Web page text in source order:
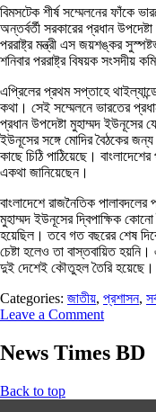
বিমসটেক শীর্ষ সম্মেলনের ফাঁকে
অন্তর্বর্তী সরকারের প্রধান
পররাষ্ট্র মন্ত্রী এস জয়শঙ্কর
শনিবার পররাষ্ট্র বিষয়ক সংসদীয়
এপ্রিলের প্রথম সপ্তাহে
কথা। সেই সম্মেলনে ভারতের
প্রধান উপদেষ্টা মুহাম্মদ ইউনূসের
ইউনূসের সঙ্গে মোদির বৈঠকের
কাছে চিঠি পাঠিয়েছে।
একথা‌ জানিয়েছেন।
বাংলাদেশে রাজনৈতিক
মুহাম্মদ ইউনূসের দ্বিপাক্ষিক
হয়েছিল। তবে গত বছরের শেষ
চেষ্টা হলেও তা বাস্তবায়িত
দুই দেশেই কৌতুহল তৈরি হয়েছে।
Categories: জাতীয়, প্রশাসন,
Leave a Comment
News Times BD
Back to top